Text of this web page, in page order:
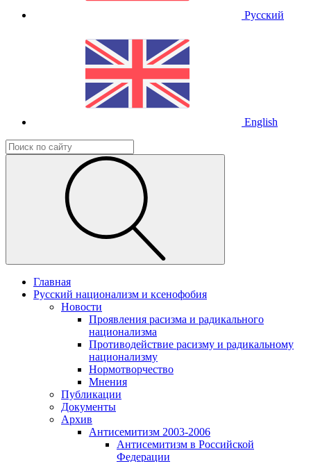
Русский
English
Главная
Русский национализм и ксенофобия
Новости
Проявления расизма и радикального
национализма
Противодействие расизму и радикальному
национализму
Нормотворчество
Мнения
Публикации
Документы
Архив
Антисемитизм 2003-2006
Антисемитизм в Российской
Федерации